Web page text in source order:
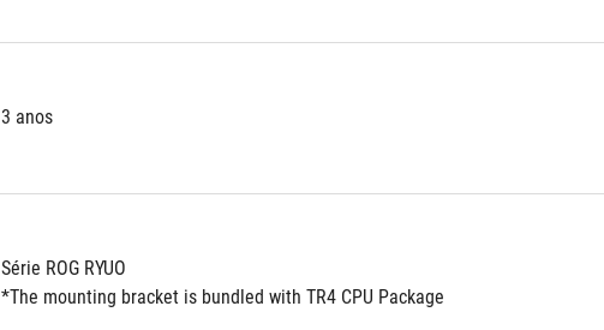
3 anos
Série ROG RYUO
*The mounting bracket is bundled with TR4 CPU Package